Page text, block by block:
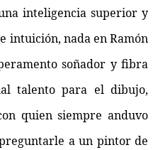
inteligencia superior y
intuición, nada en Ramón
soñador y fibra
talento para el dibujo,
quien siempre anduvo
a un pintor de